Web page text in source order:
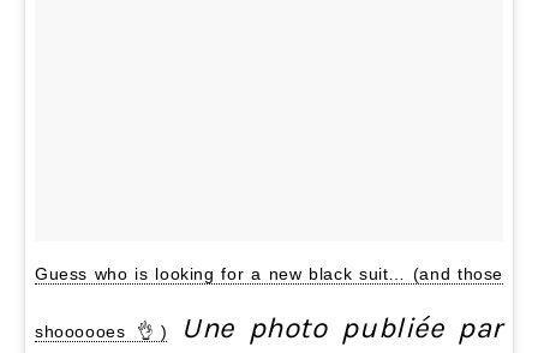
Guess who is looking for a new black suit… (and those
shoooooes 👌)
Une photo publiée par